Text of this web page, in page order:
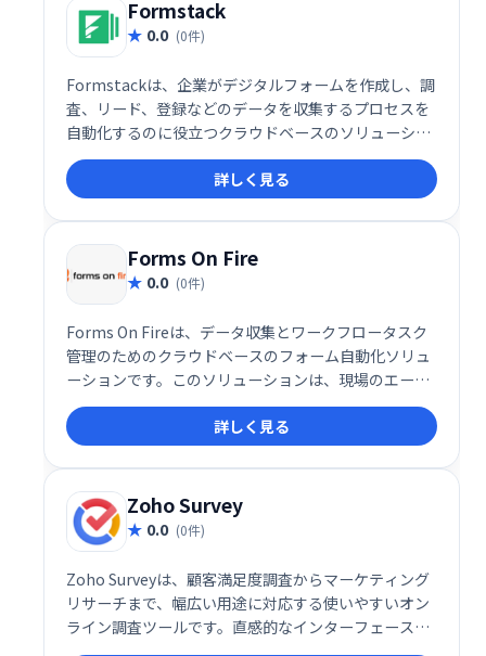
Formstack
0.0 (0件)
Formstackは、企業がデジタルフォームを作成し、調
査、リード、登録などのデータを収集するプロセスを
自動化するのに役立つクラウドベースのソリューショ
ンです。主な機能には、ルーティング、ファイルのア
ップロード、データの暗号化、割引コード、フォーム
分析などがあります。
詳しく見る
Forms On Fire
0.0 (0件)
Forms On Fireは、データ収集とワークフロータスク
管理のためのクラウドベースのフォーム自動化ソリュ
ーションです。このソリューションは、現場のエージ
ェントが使用する紙のフォームをデジタルフォームに
置き換えます。企業は独自のロゴをフォームに入れ、
データ収集のための独自のブランドソリューションを
開発できます。
詳しく見る
Zoho Survey
0.0 (0件)
Zoho Surveyは、顧客満足度調査からマーケティング
リサーチまで、幅広い用途に対応する使いやすいオン
ライン調査ツールです。直感的なインターフェース
で、簡単に調査を作成・配信・分析できます。豊富な